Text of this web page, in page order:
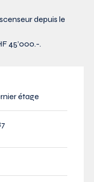
depuis le
45’000.-.
étage